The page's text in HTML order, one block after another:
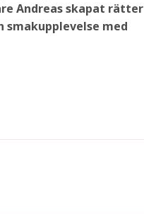
Andreas skapat rätter
smakupplevelse med